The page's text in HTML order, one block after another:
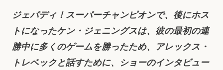
ジェパディ！スーパーチャンピオンで、後にホス
トになったケン・ジェニングスは、彼の最初の連
勝中に多くのゲームを勝ったため、アレックス・
トレベックと話すために、ショーのインタビュー